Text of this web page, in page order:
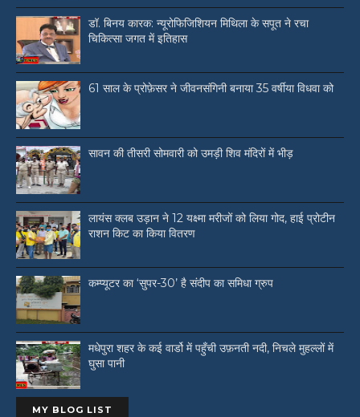
डॉ. बिनय कारक: न्यूरोफिजिशियन मिथिला के सपूत ने रचा
चिकित्सा जगत में इतिहास
61 साल के प्रोफ़ेसर ने जीवनसंगिनी बनाया 35 वर्षीया विधवा को
सावन की तीसरी सोमवारी को उमड़ी शिव मंदिरों में भीड़
लायंस क्लब उड़ान ने 12 यक्ष्मा मरीजों को लिया गोद, हाई प्रोटीन
राशन किट का किया वितरण
कम्प्यूटर का ‘सुपर-30’ है संदीप का समिधा ग्रुप
मधेपुरा शहर के कई वार्डो में पहुँची उफ़नती नदी, निचले मुहल्लों में
घुसा पानी
MY BLOG LIST